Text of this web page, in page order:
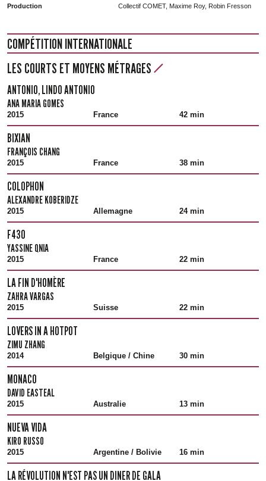
Production
Collectif COMET, Maxime Roy, Robin Fresson
COMPÉTITION INTERNATIONALE
LES COURTS ET MOYENS MÉTRAGES
ANTONIO, LINDO ANTONIO
ANA MARIA GOMES
2015 France 42 min
BIXIAN
FRANÇOIS CHANG
2015 France 38 min
COLOPHON
ALEXANDRE KOBERIDZE
2015 Allemagne 24 min
F430
YASSINE QNIA
2015 France 22 min
LA FIN D'HOMÈRE
ZAHRA VARGAS
2015 Suisse 22 min
LOVERS IN A HOTPOT
ZIMU ZHANG
2014 Belgique / Chine 30 min
MONACO
DAVID EASTEAL
2015 Australie 13 min
NUEVA VIDA
KIRO RUSSO
2015 Argentine / Bolivie 16 min
LA RÉVOLUTION N'EST PAS UN DINER DE GALA